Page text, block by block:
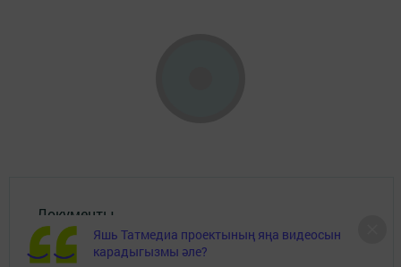
Документы
Төрле темалар
Яшь Татмедиа проектының яңа видеосын
карадыгызмы әле?